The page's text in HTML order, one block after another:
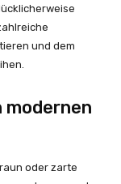
und dem
modernen
oder zarte